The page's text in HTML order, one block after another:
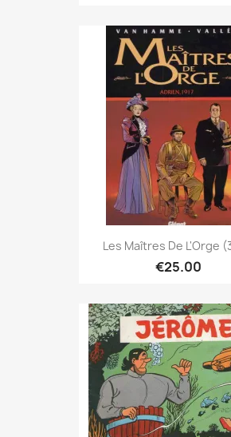
Les Maîtres De L'Orge
€25.00